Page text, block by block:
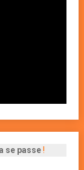
se passe!